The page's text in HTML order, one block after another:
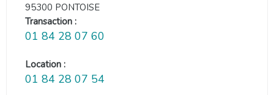
95300 PONTOISE
Transaction :
01 84 28 07 60
Location :
01 84 28 07 54